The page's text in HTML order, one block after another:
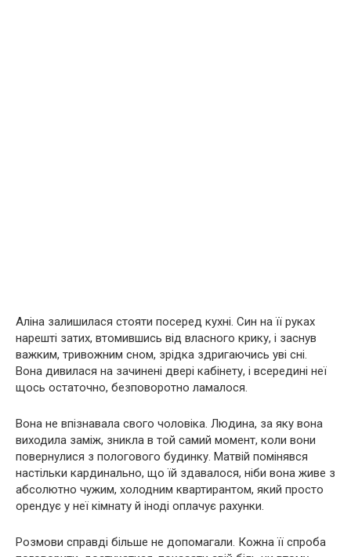
Аліна залишилася стояти посеред кухні. Син на її руках
нарешті затих, втомившись від власного крику, і заснув
важким, тривожним сном, зрідка здригаючись уві сні.
Вона дивилася на зачинені двері кабінету, і всередині неї
щось остаточно, безповоротно ламалося.
Вона не впізнавала свого чоловіка. Людина, за яку вона
виходила заміж, зникла в той самий момент, коли вони
повернулися з пологового будинку. Матвій помінявся
настільки кардинально, що їй здавалося, ніби вона живе з
абсолютно чужим, холодним квартирантом, який просто
орендує у неї кімнату й іноді оплачує рахунки.
Розмови справді більше не допомагали. Кожна її спроба